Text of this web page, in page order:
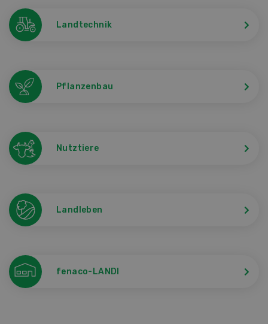
Landtechnik
Pflanzenbau
Nutztiere
Landleben
fenaco-LANDI